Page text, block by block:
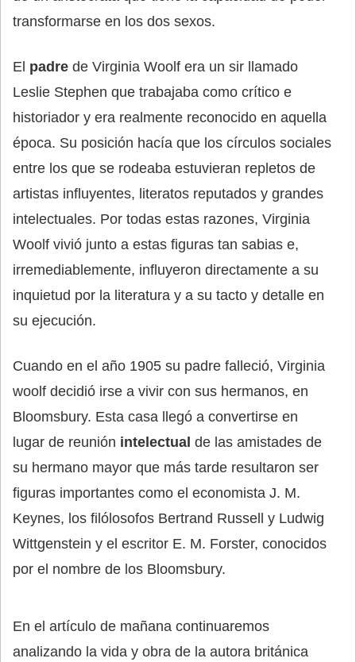
transformarse en los dos sexos.
El padre de Virginia Woolf era un sir llamado
Leslie Stephen que trabajaba como crítico e
historiador y era realmente reconocido en aquella
época. Su posición hacía que los círculos sociales
entre los que se rodeaba estuvieran repletos de
artistas influyentes, literatos reputados y grandes
intelectuales. Por todas estas razones, Virginia
Woolf vivió junto a estas figuras tan sabias e,
irremediablemente, influyeron directamente a su
inquietud por la literatura y a su tacto y detalle en
su ejecución.
Cuando en el año 1905 su padre falleció, Virginia
woolf decidió irse a vivir con sus hermanos, en
Bloomsbury. Esta casa llegó a convertirse en
lugar de reunión intelectual de las amistades de
su hermano mayor que más tarde resultaron ser
figuras importantes como el economista J. M.
Keynes, los filólosofos Bertrand Russell y Ludwig
Wittgenstein y el escritor E. M. Forster, conocidos
por el nombre de los Bloomsbury.
En el artículo de mañana continuaremos
analizando la vida y obra de la autora británica